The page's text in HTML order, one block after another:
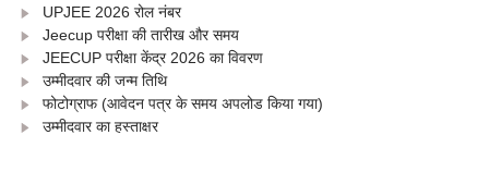
UPJEE 2026 रोल नंबर
Jeecup परीक्षा की तारीख और समय
JEECUP परीक्षा केंद्र 2026 का विवरण
उम्मीदवार की जन्म तिथि
फोटोग्राफ (आवेदन पत्र के समय अपलोड किया गया)
उम्मीदवार का हस्ताक्षर